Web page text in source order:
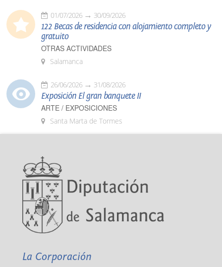
01/07/2026 30/09/2026
122 Becas de residencia con alojamiento completo y
gratuito
OTRAS ACTIVIDADES
Salamanca
26/06/2026 31/08/2026
Exposición El gran banquete II
ARTE / EXPOSICIONES
Santa Marta de Tormes
La Corporación